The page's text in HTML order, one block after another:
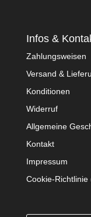
Infos &
Zahlungsweisen
Versand &
Konditionen
Widerruf
Allgemeine
Kontakt
Impressum
Cookie-Richtlinie